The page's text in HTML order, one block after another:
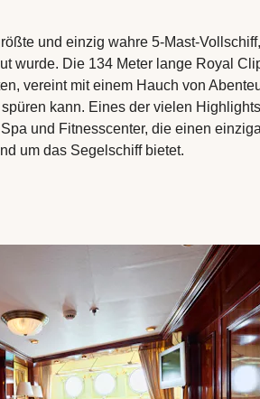
und einzig wahre 5-Mast-
wurde. Die 134 Meter lange Royal
vereint mit einem Hauch von
kann. Eines der vielen
und Fitnesscenter, die einen
um das Segelschiff bietet.